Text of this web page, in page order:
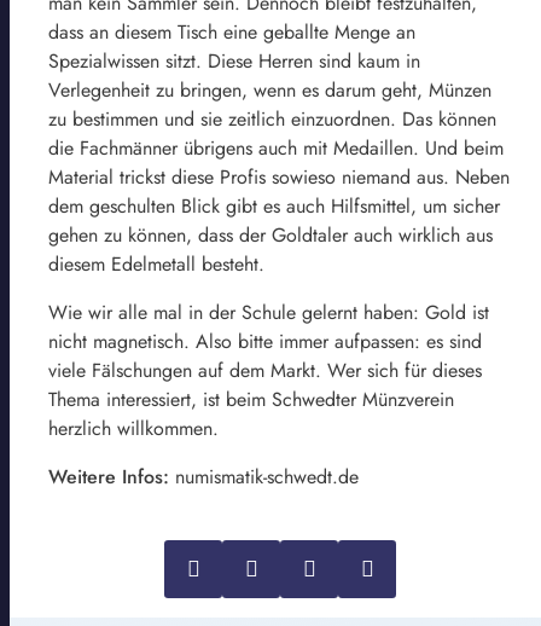
dass an diesem Tisch eine geballte Menge an
Spezialwissen sitzt. Diese Herren sind kaum in
Verlegenheit zu bringen, wenn es darum geht, Münzen
zu bestimmen und sie zeitlich einzuordnen. Das können
die Fachmänner übrigens auch mit Medaillen. Und beim
Material trickst diese Profis sowieso niemand aus. Neben
dem geschulten Blick gibt es auch Hilfsmittel, um sicher
gehen zu können, dass der Goldtaler auch wirklich aus
diesem Edelmetall besteht.
Wie wir alle mal in der Schule gelernt haben: Gold ist
nicht magnetisch. Also bitte immer aufpassen: es sind
viele Fälschungen auf dem Markt. Wer sich für dieses
Thema interessiert, ist beim Schwedter Münzverein
herzlich willkommen.
Weitere Infos: numismatik-schwedt.de